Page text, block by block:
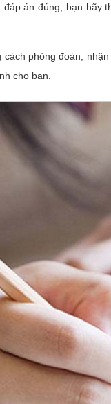
án đúng, bạn hãy
phỏng đoán,
cho bạn.